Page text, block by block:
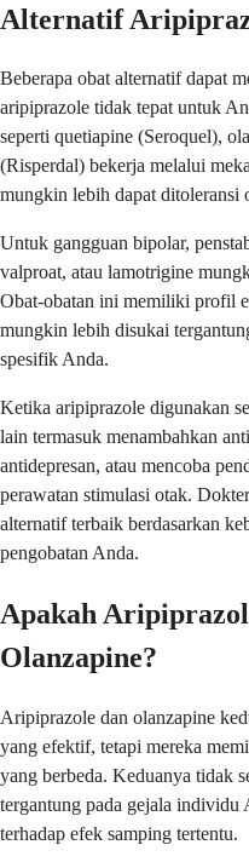
Alternatif
Beberapa obat alternatif dapat
aripiprazole tidak tepat untuk
seperti quetiapine (Seroquel),
(Risperdal) bekerja melalui
mungkin lebih dapat ditoleransi
Untuk gangguan bipolar,
valproat, atau lamotrigine
Obat-obatan ini memiliki profil
mungkin lebih disukai
spesifik Anda.
Ketika aripiprazole digunakan
lain termasuk menambahkan
antidepresan, atau mencoba
perawatan stimulasi otak.
alternatif terbaik berdasarkan
pengobatan Anda.
Apakah
Olanzapine?
Aripiprazole dan olanzapine
yang efektif, tetapi mereka
yang berbeda. Keduanya tidak
tergantung pada gejala individu
terhadap efek samping tertentu.